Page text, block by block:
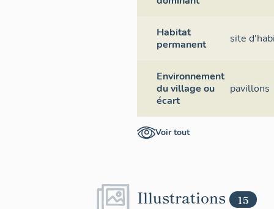
Habitat
permanent
site
Environnement
du village ou
écart
pavillons
Voir tout
Illustrations 15